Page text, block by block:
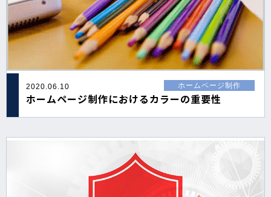
2020.06.10 ホームページ制作
ホームページ制作におけるカラーの重要性